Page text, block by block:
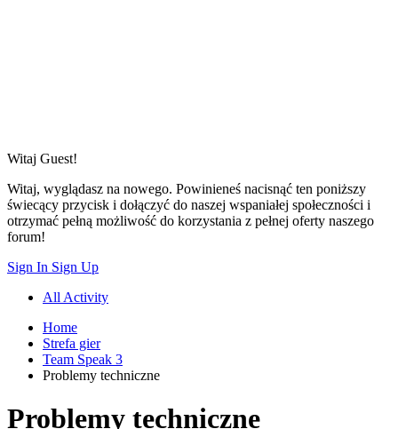
Witaj Guest!
Witaj, wyglądasz na nowego. Powinieneś nacisnąć ten poniższy
świecący przycisk i dołączyć do naszej wspaniałej społeczności i
otrzymać pełną możliwość do korzystania z pełnej oferty naszego
forum!
Sign In Sign Up
All Activity
Home
Strefa gier
Team Speak 3
Problemy techniczne
Problemy techniczne